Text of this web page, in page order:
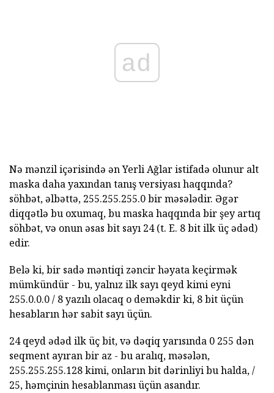
ad
Nə mənzil içərisində ən Yerli Ağlar istifadə olunur alt
maska daha yaxından tanış versiyası haqqında?
söhbət, əlbəttə, 255.255.255.0 bir məsələdir. Əgər
diqqətlə bu oxumaq, bu maska haqqında bir şey artıq
söhbət, və onun əsas bit sayı 24 (t. E. 8 bit ilk üç ədəd)
edir.
Belə ki, bir sadə məntiqi zəncir həyata keçirmək
mümkündür - bu, yalnız ilk sayı qeyd kimi eyni
255.0.0.0 / 8 yazılı olacaq o deməkdir ki, 8 bit üçün
hesabların hər sabit sayı üçün.
24 qeyd ədəd ilk üç bit, və dəqiq yarısında 0 255 dən
seqment ayıran bir az - bu aralıq, məsələn,
255.255.255.128 kimi, onların bit dərinliyi bu halda, /
25, həmçinin hesablanması üçün asandır.